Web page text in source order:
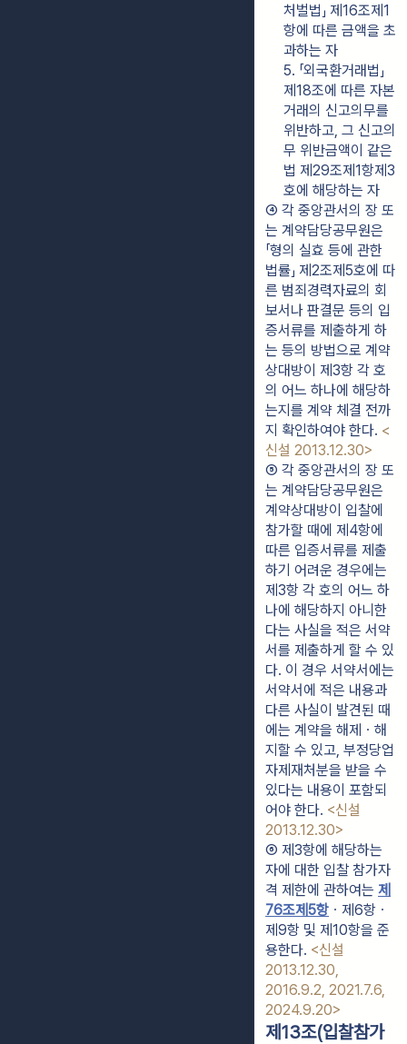
처벌법」 제16조제1
항에 따른 금액을 초
과하는 자
5. 「외국환거래법」
제18조에 따른 자본
거래의 신고의무를
위반하고, 그 신고의
무 위반금액이 같은
법 제29조제1항제3
호에 해당하는 자
④ 각 중앙관서의 장 또
는 계약담당공무원은
「형의 실효 등에 관한
법률」 제2조제5호에 따
른 범죄경력자료의 회
보서나 판결문 등의 입
증서류를 제출하게 하
는 등의 방법으로 계약
상대방이 제3항 각 호
의 어느 하나에 해당하
는지를 계약 체결 전까
지 확인하여야 한다. <
신설 2013.12.30>
⑤ 각 중앙관서의 장 또
는 계약담당공무원은
계약상대방이 입찰에
참가할 때에 제4항에
따른 입증서류를 제출
하기 어려운 경우에는
제3항 각 호의 어느 하
나에 해당하지 아니한
다는 사실을 적은 서약
서를 제출하게 할 수 있
다. 이 경우 서약서에는
서약서에 적은 내용과
다른 사실이 발견된 때
에는 계약을 해제ㆍ해
지할 수 있고, 부정당업
자제재처분을 받을 수
있다는 내용이 포함되
어야 한다. <신설
2013.12.30>
⑥ 제3항에 해당하는
자에 대한 입찰 참가자
격 제한에 관하여는 제
76조제5항 ㆍ제6항ㆍ
제9항 및 제10항을 준
용한다. <신설
2013.12.30,
2016.9.2, 2021.7.6,
2024.9.20>
제13조(입찰참가